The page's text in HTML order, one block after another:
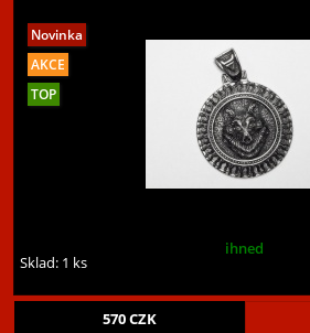
ihned
Sklad: 1 ks
570CZK